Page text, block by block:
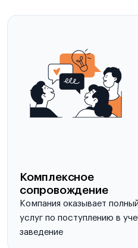
Комплексное
сопровождение
Компания оказывает
услуг по поступлению в
заведение